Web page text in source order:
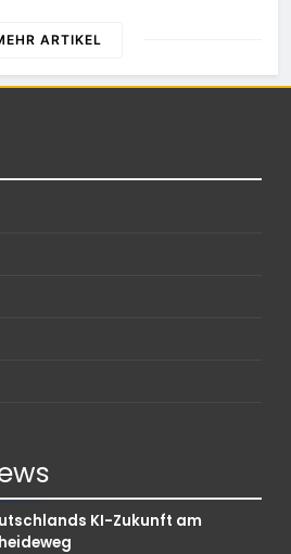
ARTIKEL
KI-Zukunft am